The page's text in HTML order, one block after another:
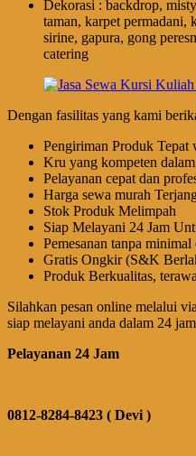
Dekorasi : backdrop,
taman, karpet permadani,
sirine, gapura, gong
catering
Dengan fasilitas yang kami
Pengiriman Produk Tepat
Kru yang kompeten
Pelayanan cepat dan
Harga sewa murah
Stok Produk Melimpah
Siap Melayani 24 Jam
Pemesanan tanpa minimal
Gratis Ongkir (S&K
Produk Berkualitas,
Silahkan pesan online melalui
siap melayani anda dalam 24
Pelayanan 24 Jam
0812-8284-8423 ( Devi )